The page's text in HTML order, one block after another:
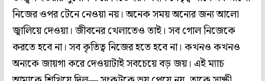
নিজের ওপর টেনে নেওয়া নয়। অনেক সময় অন্যের জন্য আলো
জ্বালিয়ে দেওয়া। জীবনের খেলাতেও তাই। সব গোল নিজেকে
করতে হবে না। সব কৃতিত্ব নিজের হতে হবে না। কখনও কখনও
অন্যকে জায়গা করে দেওয়াটাই সবচেয়ে বড় জয়। এই ম্যাচ